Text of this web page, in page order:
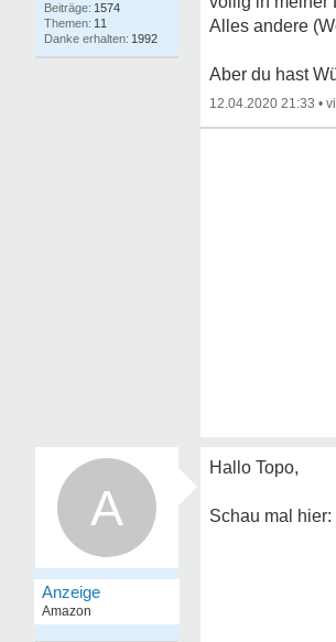
1574
11
1992
Alles andere
Aber du hast
12.04.2020 21:33 •
A
Hallo Topo,